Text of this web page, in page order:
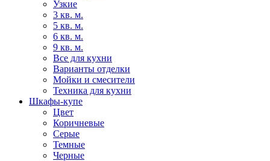
Узкие
3 кв. м.
5 кв. м.
6 кв. м.
9 кв. м.
Все для кухни
Варианты отделки
Мойки и смесители
Техника для кухни
Шкафы-купе
Цвет
Коричневые
Серые
Темные
Черные